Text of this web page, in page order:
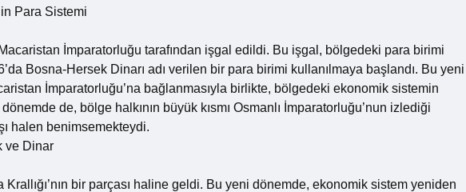
Para Sistemi
İmparatorluğu tarafından işgal edildi. Bu işgal, bölgedeki para birimi
Bosna-Hersek Dinarı adı verilen bir para birimi kullanılmaya başlandı. Bu yeni
İmparatorluğu’na bağlanmasıyla birlikte, bölgedeki ekonomik sistemin
de, bölge halkının büyük kısmı Osmanlı İmparatorluğu’nun izlediği
halen benimsemekteydi.
ve Dinar
bir parçası haline geldi. Bu yeni dönemde, ekonomik sistem yeniden